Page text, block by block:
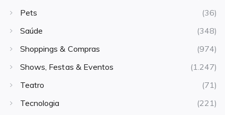
Pets
(36)
Saúde
(348)
Shoppings & Compras
(974)
Shows, Festas & Eventos
(1.247)
Teatro
(71)
Tecnologia
(221)